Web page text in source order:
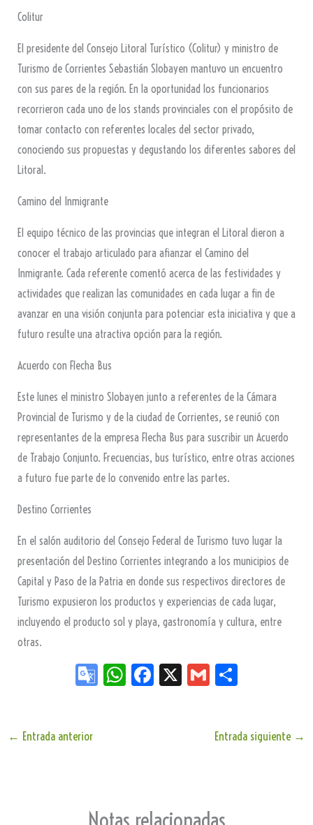
Colitur
El presidente del Consejo Litoral Turístico (Colitur) y ministro de
Turismo de Corrientes Sebastián Slobayen mantuvo un encuentro
con sus pares de la región. En la oportunidad los funcionarios
recorrieron cada uno de los stands provinciales con el propósito de
tomar contacto con referentes locales del sector privado,
conociendo sus propuestas y degustando los diferentes sabores del
Litoral.
Camino del Inmigrante
El equipo técnico de las provincias que integran el Litoral dieron a
conocer el trabajo articulado para afianzar el Camino del
Inmigrante. Cada referente comentó acerca de las festividades y
actividades que realizan las comunidades en cada lugar a fin de
avanzar en una visión conjunta para potenciar esta iniciativa y que a
futuro resulte una atractiva opción para la región.
Acuerdo con Flecha Bus
Este lunes el ministro Slobayen junto a referentes de la Cámara
Provincial de Turismo y de la ciudad de Corrientes, se reunió con
representantes de la empresa Flecha Bus para suscribir un Acuerdo
de Trabajo Conjunto. Frecuencias, bus turístico, entre otras acciones
a futuro fue parte de lo convenido entre las partes.
Destino Corrientes
En el salón auditorio del Consejo Federal de Turismo tuvo lugar la
presentación del Destino Corrientes integrando a los municipios de
Capital y Paso de la Patria en donde sus respectivos directores de
Turismo expusieron los productos y experiencias de cada lugar,
incluyendo el producto sol y playa, gastronomía y cultura, entre
otras.
Go
te
W
Fa
X
G
← Entrada anterior Entrada siguiente →